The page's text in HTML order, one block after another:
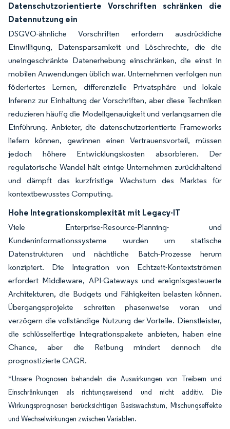
Datenschutzorientierte Vorschriften schränken die
Datennutzung ein
DSGVO-ähnliche Vorschriften erfordern ausdrückliche
Einwilligung, Datensparsamkeit und Löschrechte, die die
uneingeschränkte Datenerhebung einschränken, die einst in
mobilen Anwendungen üblich war. Unternehmen verfolgen nun
föderiertes Lernen, differenzielle Privatsphäre und lokale
Inferenz zur Einhaltung der Vorschriften, aber diese Techniken
reduzieren häufig die Modellgenauigkeit und verlangsamen die
Einführung. Anbieter, die datenschutzorientierte Frameworks
liefern können, gewinnen einen Vertrauensvorteil, müssen
jedoch höhere Entwicklungskosten absorbieren. Der
regulatorische Wandel hält einige Unternehmen zurückhaltend
und dämpft das kurzfristige Wachstum des Marktes für
kontextbewusstes Computing.
Hohe Integrationskomplexität mit Legacy-IT
Viele Enterprise-Resource-Planning- und
Kundeninformationssysteme wurden um statische
Datenstrukturen und nächtliche Batch-Prozesse herum
konzipiert. Die Integration von Echtzeit-Kontextströmen
erfordert Middleware, API-Gateways und ereignisgesteuerte
Architekturen, die Budgets und Fähigkeiten belasten können.
Übergangsprojekte schreiten phasenweise voran und
verzögern die vollständige Nutzung der Vorteile. Dienstleister,
die schlüsselfertige Integrationspakete anbieten, haben eine
Chance, aber die Reibung mindert dennoch die
prognostizierte CAGR.
*Unsere Prognosen behandeln die Auswirkungen von Treibern und
Einschränkungen als richtungsweisend und nicht additiv. Die
Wirkungsprognosen berücksichtigen Basiswachstum, Mischungseffekte
und Wechselwirkungen zwischen Variablen.